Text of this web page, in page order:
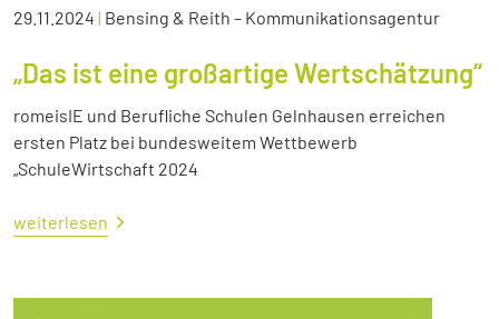
29.11.2024 | Bensing & Reith – Kommunikationsagentur
„Das ist eine großartige Wertschätzung“
romeisIE und Berufliche Schulen Gelnhausen erreichen
ersten Platz bei bundesweitem Wettbewerb
„SchuleWirtschaft 2024
weiterlesen